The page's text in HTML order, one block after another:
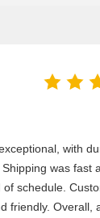
with
was fast
of schedule.
friendly. Overall,